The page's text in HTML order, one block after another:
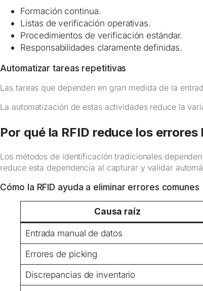
Formación continua.
Listas de verificación operativas.
Procedimientos de verificación estándar.
Responsabilidades claramente definidas.
Automatizar tareas repetitivas
Las tareas que dependen en gran medida de la
La automatización de estas actividades reduce la
Por qué la RFID reduce los
Los métodos de identificación tradicionales
reduce esta dependencia al capturar y validar
Cómo la RFID ayuda a eliminar errores comunes
Causa raíz
Entrada manual de datos
Errores de picking
Discrepancias de inventario